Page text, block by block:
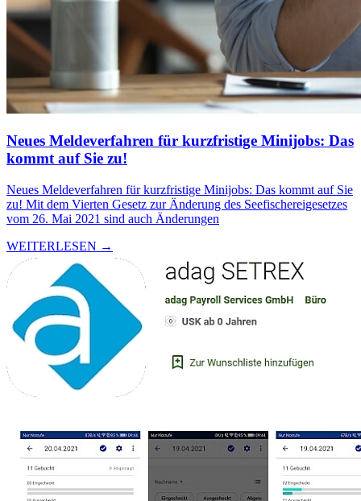
Neues Meldeverfahren für kurzfristige Minijobs: Das
kommt auf Sie zu!
Neues Meldeverfahren für kurzfristige Minijobs: Das kommt auf Sie
zu! Mit dem Vierten Gesetz zur Änderung des Seefischereigesetzes
vom 26. Mai 2021 sind auch Änderungen
WEITERLESEN →